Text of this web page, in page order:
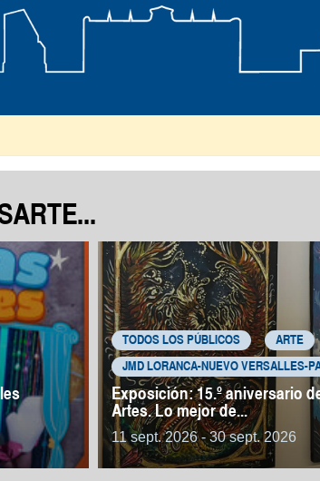
TODOS LOS PÚBLICOS ARTE
JMD LORANCA-NUEVO VERSALLES-
Exposición: 15.º aniversario
Artes. Lo mejor de...
11 sept. 2026 - 30 sept. 2026